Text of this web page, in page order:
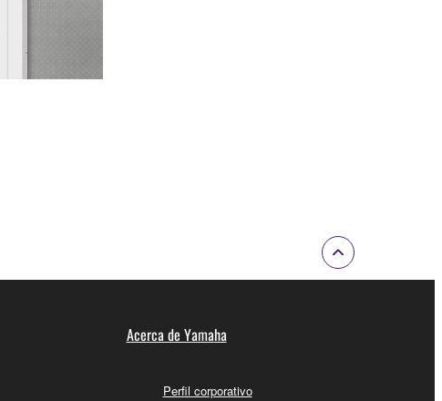
Acerca de Yamaha
Perfil corporativo